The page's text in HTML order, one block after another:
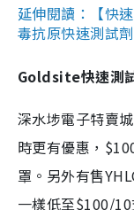
延伸閱讀：【快
毒抗原快速測試
Goldsite快速測
深水埗電子特賣
時更有優惠，
罩。另外有售
一樣低至$100/10